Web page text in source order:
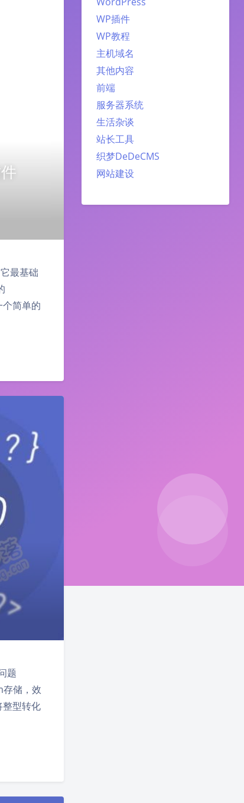
WP插件
WP教程
主机域名
其他内容
前端
服务器系统
生活杂谈
站长工具
织梦DeDeCMS
网站建设
最基础
简单的
题
储，效
型转化